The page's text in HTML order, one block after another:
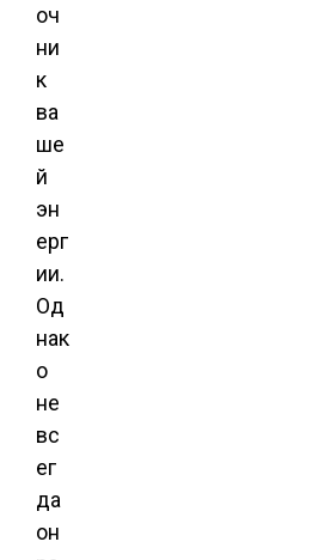
оч
ни
к
ва
ше
й
эн
ерг
ии.
Од
нак
о
не
вс
ег
да
он